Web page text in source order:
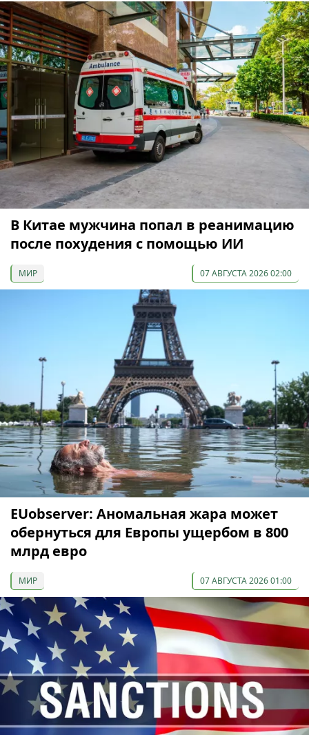
В Китае мужчина попал в реанимацию
после похудения с помощью ИИ
МИР 07 АВГУСТА 2026 02:00
EUobserver: Аномальная жара может
обернуться для Европы ущербом в 800
млрд евро
МИР 07 АВГУСТА 2026 01:00